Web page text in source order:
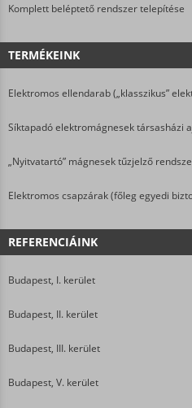
Komplett beléptető rendszer telepítése
TERMÉKEINK
Elektromos ellendarab („klasszikus”
Síktapadó elektromágnesek társasházi
„Nyitvatartó” mágnesek tűzjelző
Elektromos csapzárak (főleg egyedi
REFERENCIÁINK
Budapest, I. kerület
Budapest, II. kerület
Budapest, III. kerület
Budapest, V. kerület